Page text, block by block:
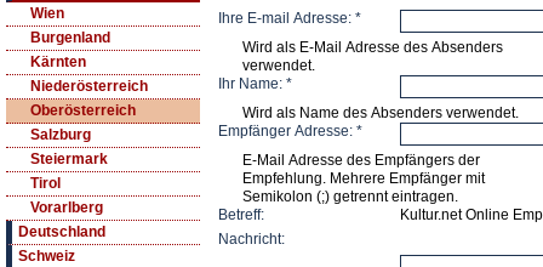
Wien
Burgenland
Kärnten
Niederösterreich
Oberösterreich
Salzburg
Steiermark
Tirol
Vorarlberg
Deutschland
Schweiz
Ihre E-mail Adresse: *
Wird als E-Mail Adresse des Absenders
verwendet.
Ihr Name: *
Wird als Name des Absenders verwendet.
Empfänger Adresse: *
E-Mail Adresse des Empfängers der
Empfehlung. Mehrere Empfänger mit
Semikolon (;) getrennt eintragen.
Betreff:
Kultur.net Online
Nachricht: